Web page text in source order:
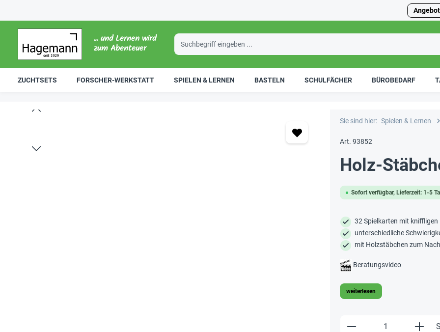
... und Lernen wird
zum Abenteuer
ZUCHTSETS FORSCHER-WERKSTATT SPIELEN & LERNEN BASTELN SCHULFÄCHER BÜROBEDARF
Sie sind hier: Spielen & Lernen
Art. 93852
Holz-
Sofort verfügbar, Lieferzeit: 1-5
32 Spielkarten mit kniffligen
unterschiedliche
mit Holzstäbchen zum
Beratungsvideo
weiterlesen
Produkt Anzahl: